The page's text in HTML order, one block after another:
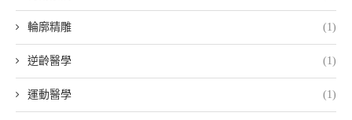
輪廓精雕 (1)
逆齡醫學 (1)
運動醫學 (1)